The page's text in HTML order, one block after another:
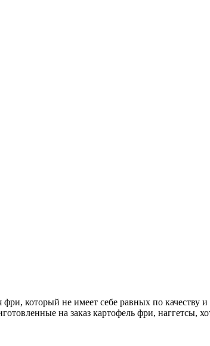
который не имеет себе равных по качеству
на заказ картофель фри, наггетсы,